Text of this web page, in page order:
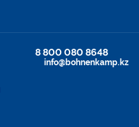
8 800 080 8648
info@bohnenkamp.kz